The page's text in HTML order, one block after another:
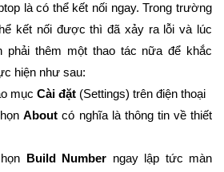
là có thể kết nối ngay. Trong trường
kết nối được thì đã xảy ra lỗi và lúc
phải thêm một thao tác nữa để khắc
hiện như sau:
mục Cài đặt (Settings) trên điện thoại
About có nghĩa là thông tin về thiết
Build Number ngay lập tức màn